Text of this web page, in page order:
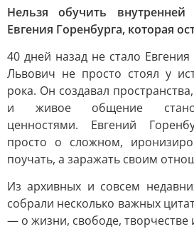
Нельзя обучить внутренней
Евгения Горенбурга, которая
40 дней назад не стало Евгения
Львович не просто стоял у
рока. Он создавал
и живое общение
ценностями. Евгений
просто о сложном,
поучать, а заражать своим
Из архивных и совсем
собрали несколько важных
— о жизни, свободе, творчестве